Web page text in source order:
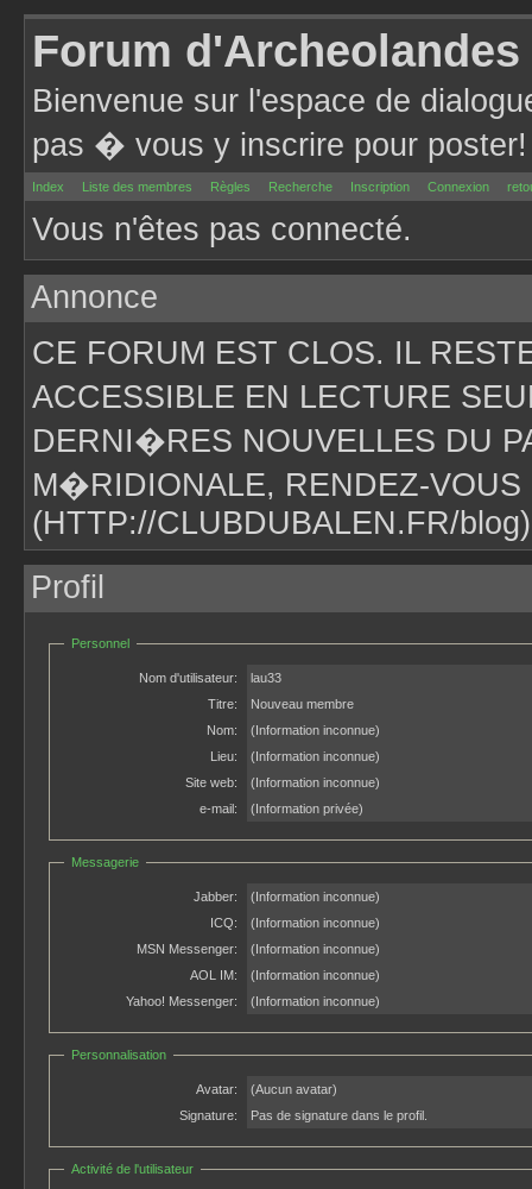
Forum d'Archeolandes
Bienvenue sur l'espace de
pas � vous y inscrire pour poster!
Index Liste des membres Règles Recherche Inscription Connexion
Vous n'êtes pas connecté.
Annonce
CE FORUM EST CLOS. IL
ACCESSIBLE EN LECTURE
DERNI�RES NOUVELLES DU
M�RIDIONALE, RENDEZ-
(HTTP://CLUBDUBALEN.FR/blog)
Profil
Personnel
Nom d'utilisateur:
lau33
Titre:
Nouveau membre
Nom:
(Information inconnue)
Lieu:
(Information inconnue)
Site web:
(Information inconnue)
e-mail:
(Information privée)
Messagerie
Jabber:
(Information inconnue)
ICQ:
(Information inconnue)
MSN Messenger:
(Information inconnue)
AOL IM:
(Information inconnue)
Yahoo! Messenger:
(Information inconnue)
Personnalisation
Avatar:
(Aucun avatar)
Signature:
Pas de signature dans le profil.
Activité de l'utilisateur